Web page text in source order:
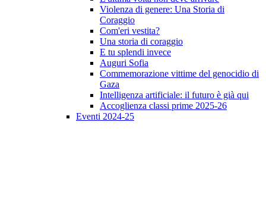
Violenza di genere: Una Storia di
Coraggio
Com'eri vestita?
Una storia di coraggio
E tu splendi invece
Auguri Sofia
Commemorazione vittime del genocidio di
Gaza
Intelligenza artificiale: il futuro è già qui
Accoglienza classi prime 2025-26
Eventi 2024-25